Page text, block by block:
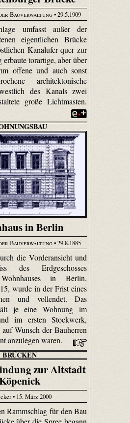
Bauverwaltung• 29.5.1909
umfasst außer der
eigentlichen Brücke
Kanalufer quer zur
erbaute torartige, aber über
offene und auch sonst
architektonische
des Kanals zwei
große Lichtmasten.
in Berlin
Bauverwaltung• 29.8.1885
die Vorderansicht und
des Erdgeschosses
Wohnhauses in Berlin,
wurde in der Frist eines
und vollendet. Das
je eine Wohnung im
im ersten Stockwerk,
Wunsch der Bauherren
anzulegen waren.
BRÜCKEN
zur Altstadt
• 15. März 2000
Rammschlag für den Bau